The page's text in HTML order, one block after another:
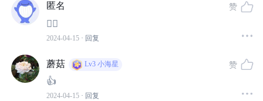
对于强迫症患者而言，焦虑和不安是持续存在的心理状
态。这种焦虑并非源于具体的事物或情境，而是一种持续
的、无法摆脱的情绪体验。为了应对这种焦虑，患者会采
取强迫思维和行为作为应对策略，试图避免潜在的灾难性
后果。
匿名
👍🏻
2024-04-15 · 回复
赞
蘑菇 Lv3 小海星
👍
2024-04-15 · 回复
赞